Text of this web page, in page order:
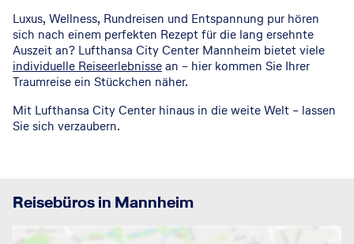
Luxus, Wellness, Rundreisen und Entspannung pur hören
sich nach einem perfekten Rezept für die lang ersehnte
Auszeit an? Lufthansa City Center Mannheim bietet viele
individuelle Reiseerlebnissean – hier kommen Sie Ihrer
Traumreise ein Stückchen näher.
Mit Lufthansa City Center hinaus in die weite Welt – lassen
Sie sich verzaubern.
Reisebüros in Mannheim